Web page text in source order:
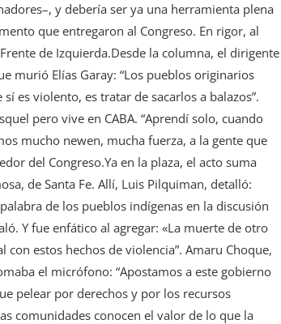
y debería ser ya una herramienta plena
que entregaron al Congreso. En rigor, al
de Izquierda.Desde la columna, el dirigente
murió Elías Garay: “Los pueblos originarios
es violento, es tratar de sacarlos a balazos”.
pero vive en CABA. “Aprendí solo, cuando
mucho newen, mucha fuerza, a la gente que
del Congreso.Ya en la plaza, el acto suma
de Santa Fe. Allí, Luis Pilquiman, detalló:
de los pueblos indígenas en la discusión
Y fue enfático al agregar: «La muerte de otro
estos hechos de violencia”. Amaru Choque,
el micrófono: “Apostamos a este gobierno
pelear por derechos y por los recursos
comunidades conocen el valor de lo que la